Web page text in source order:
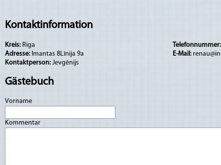
Kontaktinformation
Kreis: Riga
Adresse: Imantas 8Līnija 9a
Kontaktperson: Jevgēnijs
E-Mail:
Gästebuch
Vorname
Kommentar